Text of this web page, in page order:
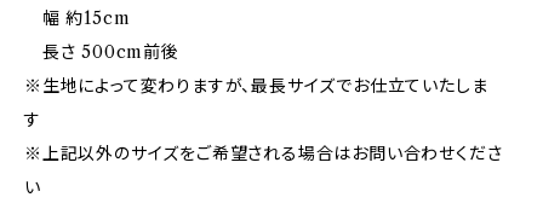
幅 約15cm
長さ 500cm前後
※生地によって変わりますが、最長サイズでお仕立ていたしま
す
※上記以外のサイズをご希望される場合はお問い合わせくださ
い